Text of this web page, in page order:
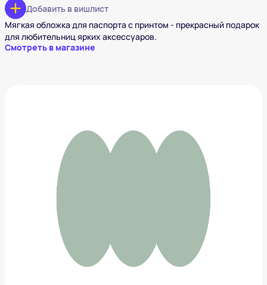
Добавить в вишлист
Мягкая обложка для паспорта с принтом - прекрасный подарок
для любительниц ярких аксессуаров.
Смотреть в магазине